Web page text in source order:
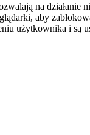
na
aby
użytkownika i są